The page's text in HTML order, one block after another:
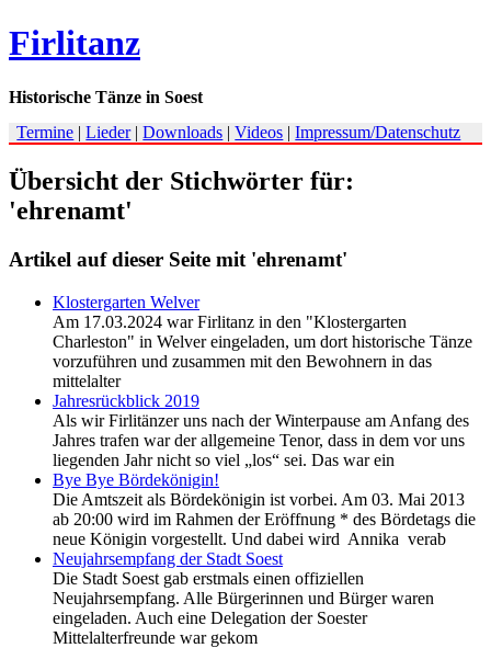
Firlitanz
Historische Tänze in Soest
Termine |Lieder|Downloads |Videos |Impressum/Datenschutz
Übersicht der Stichwörter für:
'ehrenamt'
Artikel auf dieser Seite mit 'ehrenamt'
Klostergarten Welver
Am 17.03.2024 war Firlitanz in den "Klostergarten
Charleston" in Welver eingeladen, um dort historische Tänze
vorzuführen und zusammen mit den Bewohnern in das
mittelalter
Jahresrückblick 2019
Als wir Firlitänzer uns nach der Winterpause am Anfang des
Jahres trafen war der allgemeine Tenor, dass in dem vor uns
liegenden Jahr nicht so viel „los“ sei. Das war ein
Bye Bye Bördekönigin!
Die Amtszeit als Bördekönigin ist vorbei. Am 03. Mai 2013
ab 20:00 wird im Rahmen der Eröffnung * des Bördetags die
neue Königin vorgestellt. Und dabei wird Annika verab
Neujahrsempfang der Stadt Soest
Die Stadt Soest gab erstmals einen offiziellen
Neujahrsempfang. Alle Bürgerinnen und Bürger waren
eingeladen. Auch eine Delegation der Soester
Mittelalterfreunde war gekom